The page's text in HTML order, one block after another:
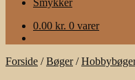
Smykker
0.00 kr. 0 varer
Forside /Bøger/